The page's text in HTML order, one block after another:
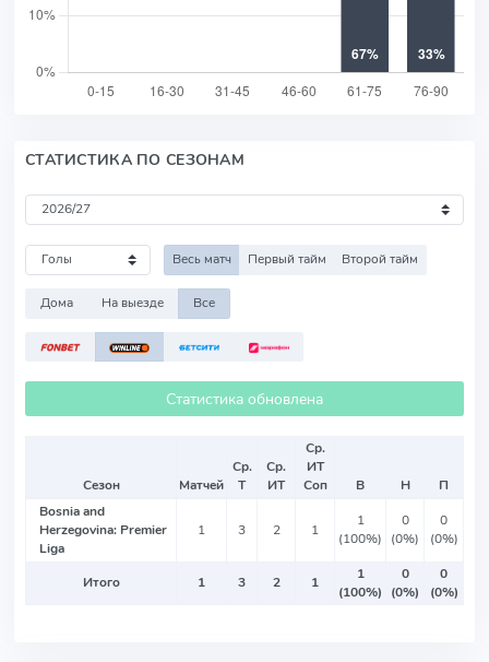
СТАТИСТИКА ПО СЕЗОНАМ
Весь матч Первый тайм Второй тайм
Дома На выезде Все
Статистика обновлена
Сезон Матчей
Ср.
Т
Ср.
ИТ
Ср.
ИТ
Соп
В Н
П
Bosnia and
Herzegovina: Premier
Liga
1 3 2 1
1
(100%)
0
(0%)
0
(0%)
Итого 1 3 2 1
1
(100%)
0
(0%)
0
(0%)